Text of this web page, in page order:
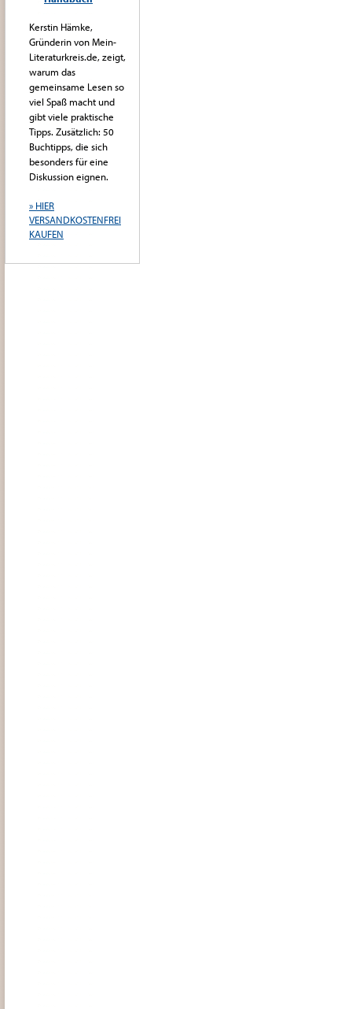
Kerstin Hämke,
Gründerin von Mein-
Literaturkreis.de, zeigt,
warum das
gemeinsame Lesen so
viel Spaß macht und
gibt viele praktische
Tipps. Zusätzlich: 50
Buchtipps, die sich
besonders für eine
Diskussion eignen.
» HIER
VERSANDKOSTENFREI
KAUFEN